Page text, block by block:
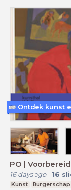
PO |
16 days ago- 16
Kunst Burgerschap
Ontdek kunst